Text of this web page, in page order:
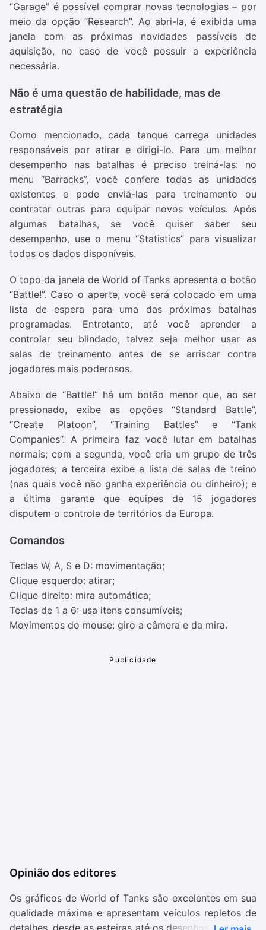
“Garage” é possível comprar novas tecnologias – por
meio da opção “Research”. Ao abri-la, é exibida uma
janela com as próximas novidades passíveis de
aquisição, no caso de você possuir a experiência
necessária.
Não é uma questão de habilidade, mas de
estratégia
Como mencionado, cada tanque carrega unidades
responsáveis por atirar e dirigi-lo. Para um melhor
desempenho nas batalhas é preciso treiná-las: no
menu “Barracks”, você confere todas as unidades
existentes e pode enviá-las para treinamento ou
contratar outras para equipar novos veículos. Após
algumas batalhas, se você quiser saber seu
desempenho, use o menu “Statistics” para visualizar
todos os dados disponíveis.
O topo da janela de World of Tanks apresenta o botão
“Battle!”. Caso o aperte, você será colocado em uma
lista de espera para uma das próximas batalhas
programadas. Entretanto, até você aprender a
controlar seu blindado, talvez seja melhor usar as
salas de treinamento antes de se arriscar contra
jogadores mais poderosos.
Abaixo de “Battle!” há um botão menor que, ao ser
pressionado, exibe as opções “Standard Battle”,
“Create Platoon”, “Training Battles” e “Tank
Companies”. A primeira faz você lutar em batalhas
normais; com a segunda, você cria um grupo de três
jogadores; a terceira exibe a lista de salas de treino
(nas quais você não ganha experiência ou dinheiro); e
a última garante que equipes de 15 jogadores
disputem o controle de territórios da Europa.
Comandos
Teclas W, A, S e D: movimentação;
Clique esquerdo: atirar;
Clique direito: mira automática;
Teclas de 1 a 6: usa itens consumíveis;
Movimentos do mouse: giro a câmera e da mira.
Opinião dos editores
Os gráficos de World of Tanks são excelentes em sua
qualidade máxima e apresentam veículos repletos de
detalhes, desde as esteiras até os desenhos na lataria.